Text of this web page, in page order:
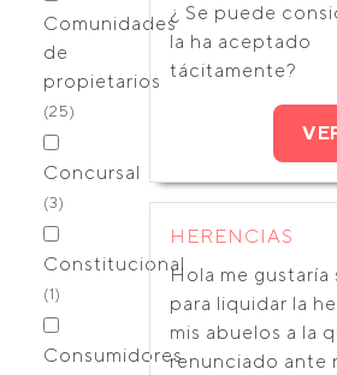
Comunidades
de
propietarios
(25)
Concursal
(3)
Constitucional
(1)
Consumidores
¿ Se puede
la ha aceptado
tácitamente?
HERENCIAS
Hola me gustaría
para liquidar la
mis abuelos a la
renunciado ante